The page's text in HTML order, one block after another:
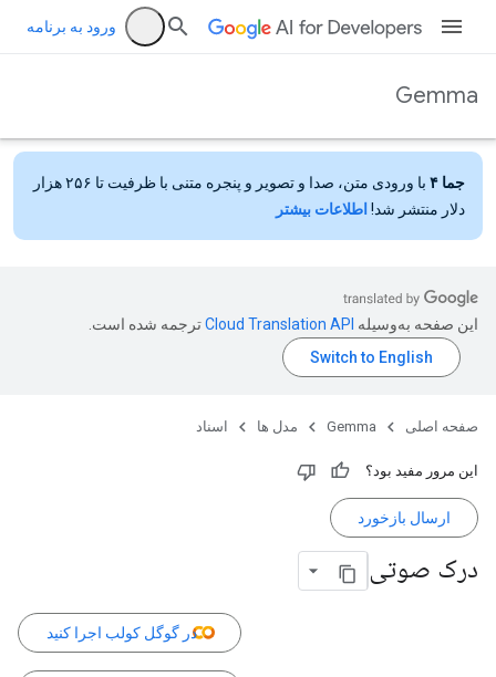
ورود به برنامه
Gemma
جما ۴
با ورودی متن، صدا و تصویر و پنجره متنی با ظرفیت تا ۲۵۶ هزار
دلار منتشر شد! اطلاعات بیشتر
این صفحه به‌وسیله ترجمه شده است.
صفحه اصلی Gemma مدل ها اسناد
این مرور مفید بود؟
ارسال بازخورد
درک صوتی
در گوگل کولب اجرا کنید